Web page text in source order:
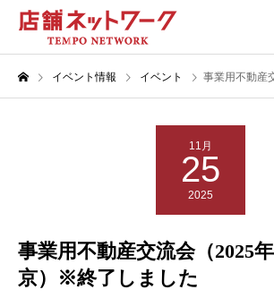
イベント情報 イベント 事業用不動産交流会（
11月
25
2025
事業用不動産交流会（2025
京）※終了しました